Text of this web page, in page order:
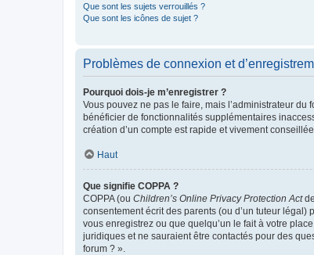
Que sont les sujets verrouillés ?
Que sont les icônes de sujet ?
Problèmes de connexion et
Pourquoi dois-je m’enregistrer ?
Vous pouvez ne pas le faire, mais l’administrateur du
bénéficier de fonctionnalités supplémentaires
création d’un compte est rapide et vivement conseillée.
Haut
Que signifie COPPA ?
COPPA (ou Children’s Online Privacy Protection Act
consentement écrit des parents (ou d’un tuteur légal)
vous enregistrez ou que quelqu’un le fait à votre
juridiques et ne sauraient être contactés pour des
forum ? ».